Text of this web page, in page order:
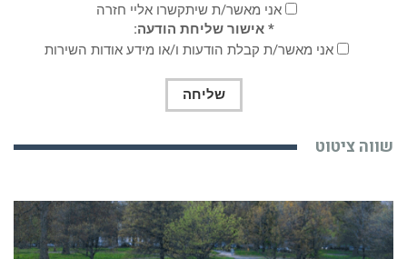
אני מאשר/ת שיתקשרו אליי חזרה
* אישור שליחת הודעה:
אני מאשר/ת קבלת הודעות ו/או מידע אודות השירות
שווה ציטוט